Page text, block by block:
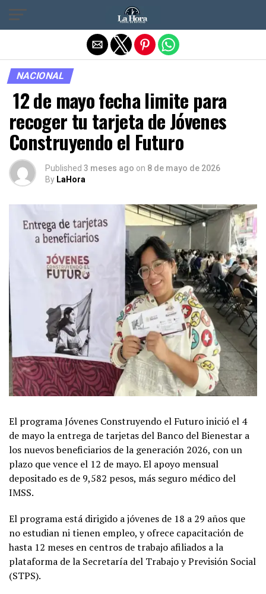
NACIONAL
12 de mayo fecha limite para
recoger tu tarjeta de Jóvenes
Construyendo el Futuro
Published 3 meses ago on 8 de mayo de 2026
By LaHora
El programa Jóvenes Construyendo el Futuro inició el 4
de mayo la entrega de tarjetas del Banco del Bienestar a
los nuevos beneficiarios de la generación 2026, con un
plazo que vence el 12 de mayo. El apoyo mensual
depositado es de 9,582 pesos, más seguro médico del
IMSS.
El programa está dirigido a jóvenes de 18 a 29 años que
no estudian ni tienen empleo, y ofrece capacitación de
hasta 12 meses en centros de trabajo afiliados a la
plataforma de la Secretaría del Trabajo y Previsión Social
(STPS).
Salir de la versión móvil